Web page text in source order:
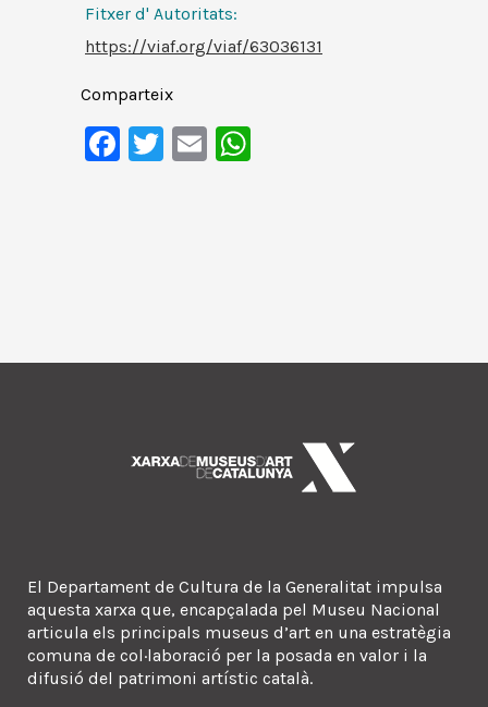
Fitxer d' Autoritats:
https://viaf.org/viaf/63036131
Comparteix
Facebook
Twitter
Email
El Departament de Cultura de la Generalitat impulsa
aquesta xarxa que, encapçalada pel Museu Nacional
articula els principals museus d’art en una estratègia
comuna de col·laboració per la posada en valor i la
difusió del patrimoni artístic català.